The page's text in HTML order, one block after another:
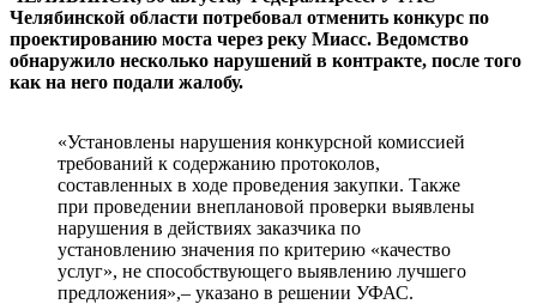
Челябинской области потребовал отменить конкурс по
проектированию моста через реку Миасс. Ведомство
обнаружило несколько нарушений в контракте, после того
как на него подали жалобу.
«Установлены нарушения конкурсной комиссией
требований к содержанию протоколов,
составленных в ходе проведения закупки. Также
при проведении внеплановой проверки выявлены
нарушения в действиях заказчика по
установлению значения по критерию «качество
услуг», не способствующего выявлению лучшего
предложения»,– указано в решении УФАС.